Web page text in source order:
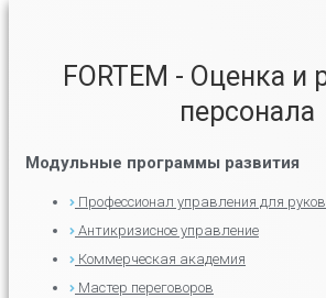
FORTEM - Оценка и
персонала
Модульные программы развития
Профессионал управления для
Антикризисное управление
Коммерческая академия
Мастер переговоров